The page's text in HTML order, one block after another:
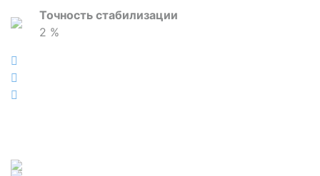
Точность стабилизации
2 %